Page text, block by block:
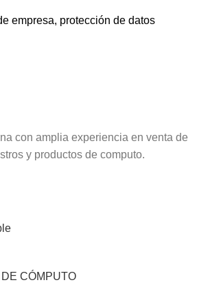
empresa, protección de datos
con amplia experiencia en venta de
y productos de computo.
CÓMPUTO